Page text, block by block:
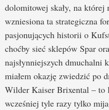
dolomitowej skały, na której
wzniesiona ta strategiczna
pasjonujących historii o
choćby sieć sklepów Spar
najsłynniejszych
miałem okazję zwiedzić po
Wilder Kaiser Brixental –
wcześniej tyle razy tylko